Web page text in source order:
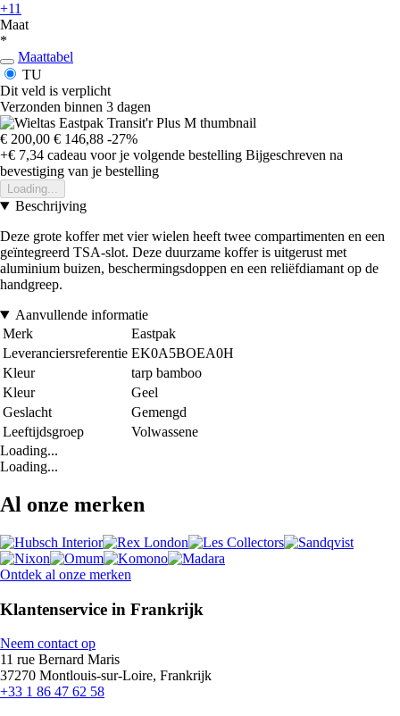
+11
Maat
*
Maattabel
TU
Dit veld is verplicht
Verzonden binnen 3 dagen
€ 200,00 € 146,88 -27%
+€ 7,34 cadeau voor je volgende bestelling Bijgeschreven na
bevestiging van je bestelling
Loading...
Beschrijving
Deze grote koffer met vier wielen heeft twee compartimenten en een
geïntegreerd TSA-slot. Deze duurzame koffer is uitgerust met
aluminium buizen, beschermingsdoppen en een reliëfdiamant op de
handgreep.
Aanvullende informatie
Merk
Eastpak
Leveranciersreferentie EK0A5BOEA0H
Kleur
tarp bamboo
Kleur
Geel
Geslacht
Gemengd
Leeftijdsgroep
Volwassene
Loading...
Loading...
Al onze merken
Ontdek al onze merken
Klantenservice in Frankrijk
Neem contact op
11 rue Bernard Maris
37270 Montlouis-sur-Loire, Frankrijk
+33 1 86 47 62 58